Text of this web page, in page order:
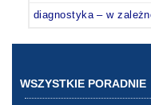
diagnostyka – w
WSZYSTKIE PORADNIE